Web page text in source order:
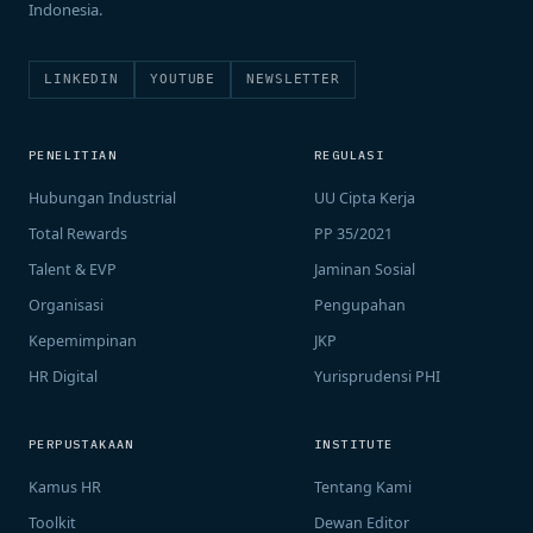
Indonesia.
LINKEDIN YOUTUBE NEWSLETTER
PENELITIAN
Hubungan Industrial
Total Rewards
Talent & EVP
Organisasi
Kepemimpinan
HR Digital
REGULASI
UU Cipta Kerja
PP 35/2021
Jaminan Sosial
Pengupahan
JKP
Yurisprudensi PHI
PERPUSTAKAAN
Kamus HR
Toolkit
INSTITUTE
Tentang Kami
Dewan Editor